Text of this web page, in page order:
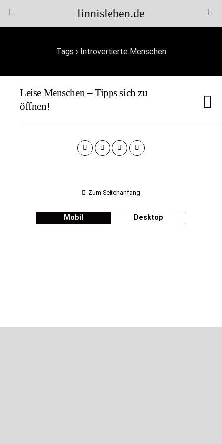
linnisleben.de
Tags › Introvertierte Menschen
Leise Menschen – Tipps sich zu
öffnen!
Zum Seitenanfang
Mobil Desktop